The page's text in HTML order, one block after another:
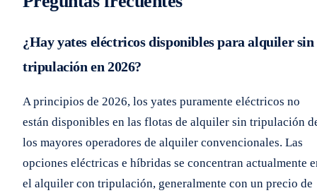
¿Hay yates eléctricos disponibles para alquiler sin
tripulación en 2026?
A principios de 2026, los yates puramente eléctricos no
están disponibles en las flotas de alquiler sin tripulación
los mayores operadores de alquiler convencionales. Las
opciones eléctricas e híbridas se concentran actualmente
el alquiler con tripulación, generalmente con un precio de